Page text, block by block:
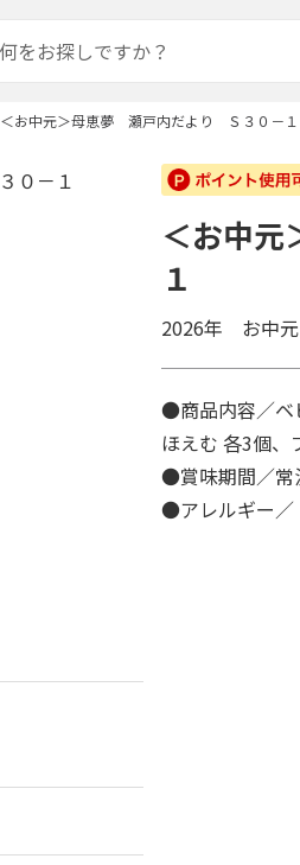
＜お中元＞母恵夢 瀬戸内だより Ｓ３０－１
＜お中
１
2026年 お中元
●商品内容／ベ
ほえむ 各3個
●賞味期間／
●アレルギー／